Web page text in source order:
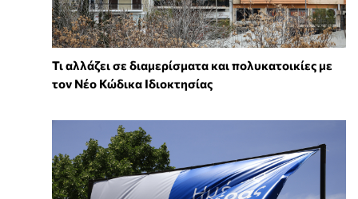
Τι αλλάζει σε διαμερίσματα και πολυκατοικίες με
τον Νέο Κώδικα Ιδιοκτησίας